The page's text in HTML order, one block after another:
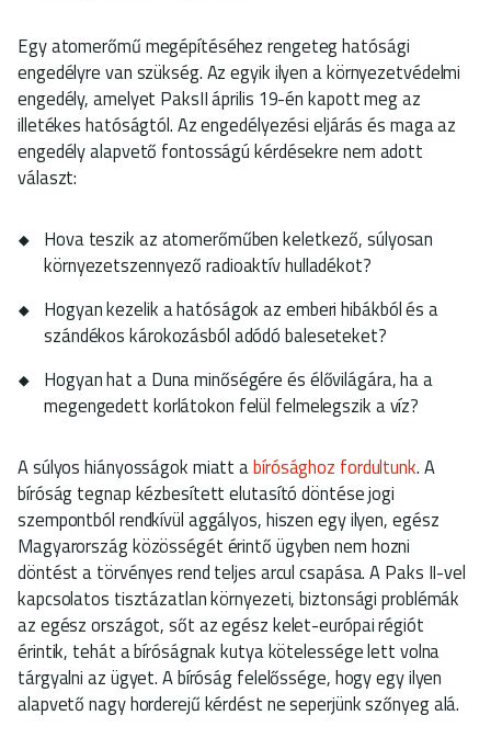
Egy atomerőmű megépítéséhez rengeteg hatósági
engedélyre van szükség. Az egyik ilyen a környezetvédelmi
engedély, amelyet PaksII április 19-én kapott meg az
illetékes hatóságtól. Az engedélyezési eljárás és maga az
engedély alapvető fontosságú kérdésekre nem adott
választ:
Hova teszik az atomerőműben keletkező, súlyosan
környezetszennyező radioaktív hulladékot?
Hogyan kezelik a hatóságok az emberi hibákból és a
szándékos károkozásból adódó baleseteket?
Hogyan hat a Duna minőségére és élővilágára, ha a
megengedett korlátokon felül felmelegszik a víz?
A súlyos hiányosságok miatt abírósághoz fordultunk. A
bíróság tegnap kézbesített elutasító döntése jogi
szempontból rendkívül aggályos, hiszen egy ilyen, egész
Magyarország közösségét érintő ügyben nem hozni
döntést a törvényes rend teljes arcul csapása. A Paks II-vel
kapcsolatos tisztázatlan környezeti, biztonsági problémák
az egész országot, sőt az egész kelet-európai régiót
érintik, tehát a bíróságnak kutya kötelessége lett volna
tárgyalni az ügyet. A bíróság felelőssége, hogy egy ilyen
alapvető nagy horderejű kérdést ne seperjünk szőnyeg alá.